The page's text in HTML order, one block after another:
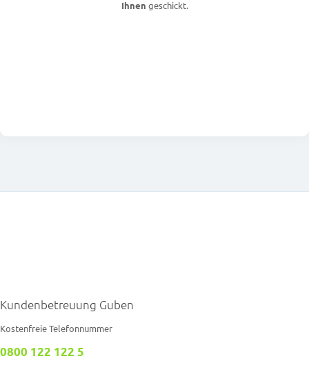
Ihnen geschickt.
Kundenbetreuung Guben
Kostenfreie Telefonnummer
0800 122 122 5